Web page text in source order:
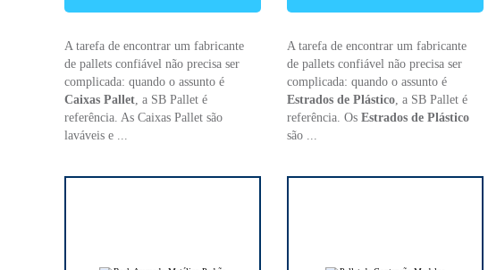
A tarefa de encontrar um fabricante
de pallets confiável não precisa ser
complicada: quando o assunto é
Caixas Pallet, a SB Pallet é
referência. As Caixas Pallet são
laváveis e ...
A tarefa de encontrar um fabricante
de pallets confiável não precisa ser
complicada: quando o assunto é
Estrados de Plástico, a SB Pallet é
referência. Os Estrados de Plástico
são ...